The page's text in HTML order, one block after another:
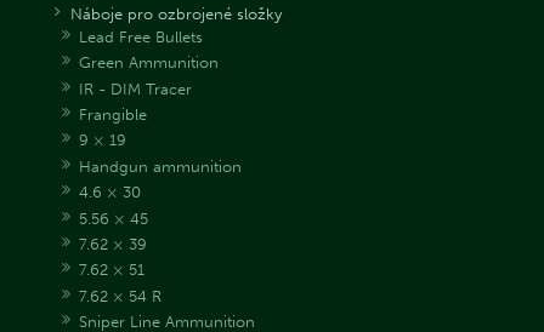
Náboje pro ozbrojené složky
Lead Free Bullets
Green Ammunition
IR - DIM Tracer
Frangible
9 × 19
Handgun ammunition
4.6 × 30
5.56 × 45
7.62 × 39
7.62 × 51
7.62 × 54 R
Sniper Line Ammunition